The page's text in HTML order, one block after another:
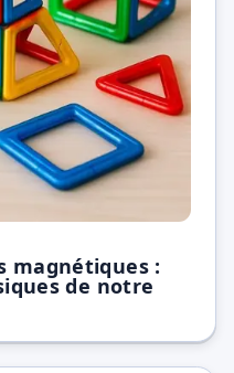
magnétiques :
de notre